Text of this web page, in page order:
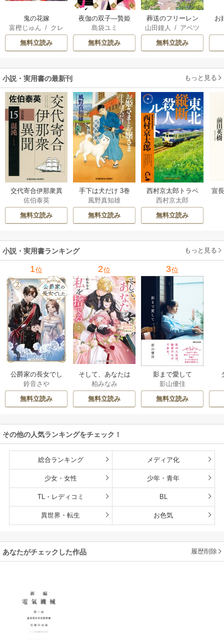
鬼の花嫁
富樫じゅん / クレ
ハ
無料立読み
夜伽の双子―贄姫
は二人の王子に愛
される―
島袋ユミ
無料立読み
葬送のフリーレン
山田鐘人 / アベツ
カサ
無料立読み
お
小説・実用書の最新刊 もっと見る
交代寄合伊那衆異
聞 15巻
佐伯泰英
無料立読み
手下は犬だけ 3巻
風野真知雄
無料立読み
西村京太郎トラベ
ルミステリー・セ
レクション 2巻
西村京太郎
無料立読み
宣
小説・実用書ランキング もっと見る
1位
公爵家の長女でし
た
鈴音さや
無料立読み
2位
そして、あなたは
私を捨てる
柏みなみ
無料立読み
3位
影まで愛して
影山優佳
無料立読み
その他の人気ランキングをチェック！
総合ランキング メディア化
少女・女性 少年・青年
TL・レディコミ BL
異世界・転生 お色気
あなたがチェックした作品 履歴削除